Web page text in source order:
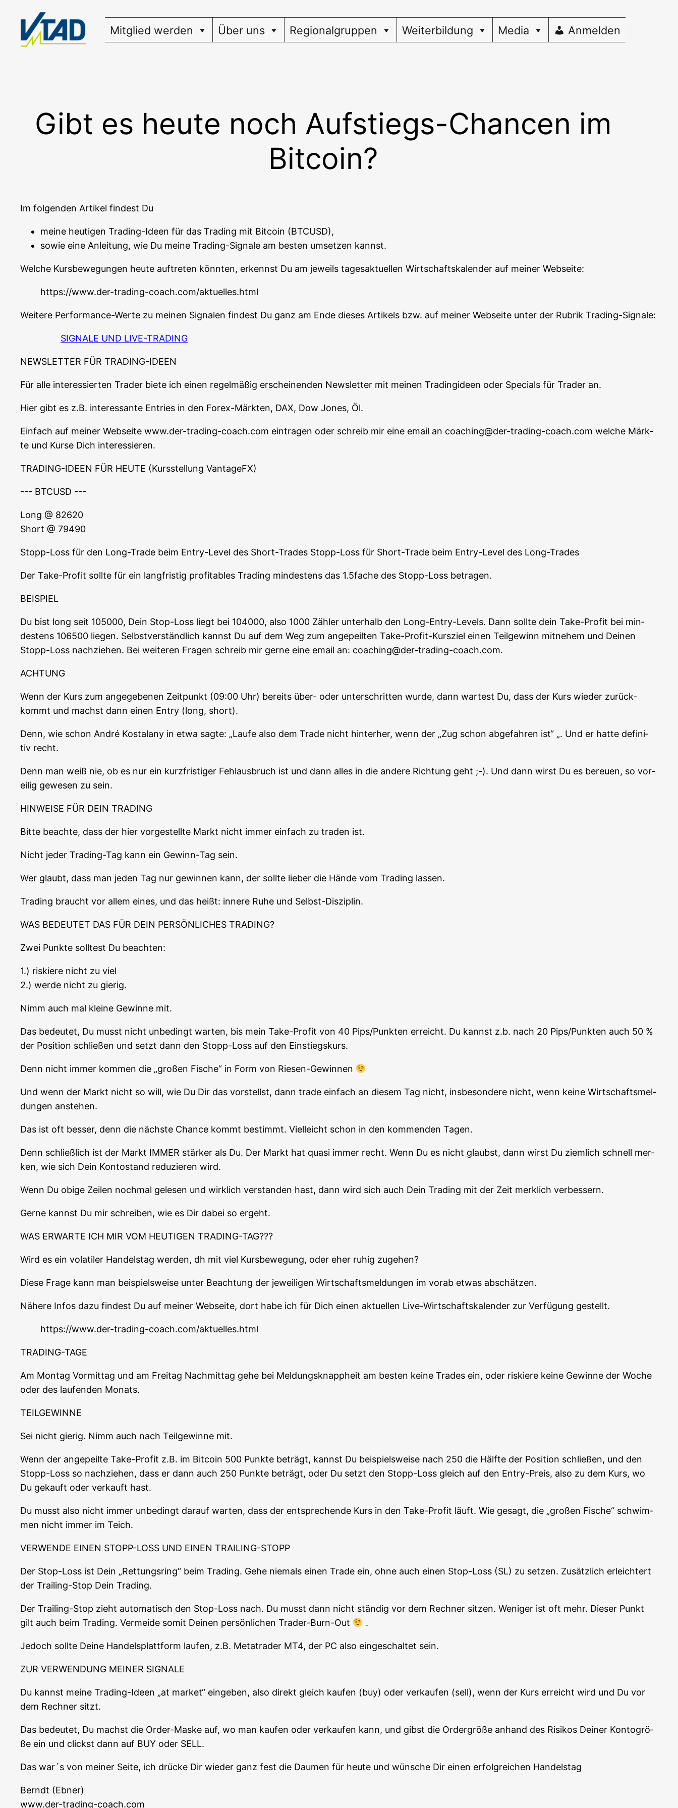
springen
Mitglied werden Über uns Regionalgruppen Weiterbildung Media Anmelden
Gibt es heute noch Aufstiegs-Chancen im
Bitcoin?
Im fol­gen­den Arti­kel fin­dest Du
mei­ne heu­ti­gen Tra­ding-Ideen für das Tra­ding mit Bit­co­in (BTCUSD),
sowie eine Anlei­tung, wie Du mei­ne Tra­ding-Signa­le am bes­ten umset­zen kannst.
Wel­che Kurs­be­we­gun­gen heu­te auf­tre­ten könn­ten, erkennst Du am jeweils tages­ak­tu­el­len Wirt­schafts­ka­len­der auf mei­ner Webseite:
https://www.der-trading-coach.com/aktuelles.html
Wei­te­re Per­for­mance-Wer­te zu mei­nen Signa­len fin­dest Du ganz am Ende die­ses Arti­kels bzw. auf mei­ner Web­sei­te unter der Rubrik Trading-Signale:
SIGNALE UND LIVE-TRADING
NEWSLETTER FÜR TRADING-IDEEN
Für alle inter­es­sier­ten Trader bie­te ich einen regel­mä­ßig erschei­nen­den News­let­ter mit mei­nen Tra­ding­ideen oder Spe­cials für Trader an.
Hier gibt es z.B. inter­es­san­te Ent­ries in den Forex-Märk­ten, DAX, Dow Jones, Öl.
Ein­fach auf mei­ner Web­sei­te www.der-trading-coach.com ein­tra­gen oder schreib mir eine email an coaching@der-trading-coach.com wel­che Märk­
te und Kur­se Dich interessieren.
TRADING-IDEEN FÜR HEUTE (Kurs­stel­lung VantageFX)
--- BTCUSD ---
Long @ 82620
Short @ 79490
Stopp-Loss für den Long-Trade beim Ent­ry-Level des Short-Trades Stopp-Loss für Short-Trade beim Ent­ry-Level des Long-Trades
Der Take-Pro­fit soll­te für ein lang­fris­tig pro­fi­ta­bles Tra­ding min­des­tens das 1.5fache des Stopp-Loss betragen.
BEISPIEL
Du bist long seit 105000, Dein Stop-Loss liegt bei 104000, also 1000 Zäh­ler unter­halb den Long-Ent­ry-Levels. Dann soll­te dein Take-Pro­fit bei min­
des­tens 106500 lie­gen. Selbst­ver­ständ­lich kannst Du auf dem Weg zum ange­peil­ten Take-Pro­fit-Kurs­ziel einen Teil­ge­winn mit­ne­hem und Dei­nen
Stopp-Loss nach­zie­hen. Bei wei­te­ren Fra­gen schreib mir ger­ne eine email an: coaching@der-trading-coach.com.
ACHTUNG
Wenn der Kurs zum ange­ge­be­nen Zeit­punkt (09:00 Uhr) bereits über- oder unter­schrit­ten wur­de, dann war­test Du, dass der Kurs wie­der zurück­
kommt und machst dann einen Ent­ry (long, short).
Denn, wie schon André Kostala­ny in etwa sag­te: „Lau­fe also dem Trade nicht hin­ter­her, wenn der „Zug schon abge­fah­ren ist“ „. Und er hat­te defi­ni­
tiv recht.
Denn man weiß nie, ob es nur ein kurz­fris­ti­ger Fehl­aus­bruch ist und dann alles in die ande­re Rich­tung geht ;-). Und dann wirst Du es bereu­en, so vor­
ei­lig gewe­sen zu sein.
HINWEISE FÜR DEIN TRADING
Bit­te beach­te, dass der hier vor­ge­stell­te Markt nicht immer ein­fach zu traden ist.
Nicht jeder Tra­ding-Tag kann ein Gewinn-Tag sein.
Wer glaubt, dass man jeden Tag nur gewin­nen kann, der soll­te lie­ber die Hän­de vom Tra­ding lassen.
Tra­ding braucht vor allem eines, und das heißt: inne­re Ruhe und Selbst-Disziplin.
WAS BEDEUTET DAS FÜR DEIN PERSÖNLICHES TRADING?
Zwei Punk­te soll­test Du beachten:
1.) ris­kie­re nicht zu viel
2.) wer­de nicht zu gierig.
Nimm auch mal klei­ne Gewin­ne mit.
Das bedeu­tet, Du musst nicht unbe­dingt war­ten, bis mein Take-Pro­fit von 40 Pips/Punkten erreicht. Du kannst z.b. nach 20 Pips/Punkten auch 50 %
der Posi­ti­on schlie­ßen und setzt dann den Stopp-Loss auf den Einstiegskurs.
Denn nicht immer kom­men die „gro­ßen Fische“ in Form von Riesen-Gewinnen
Und wenn der Markt nicht so will, wie Du Dir das vor­stellst, dann trade ein­fach an die­sem Tag nicht, ins­be­son­de­re nicht, wenn kei­ne Wirt­schafts­mel­
dun­gen anstehen.
Das ist oft bes­ser, denn die nächs­te Chan­ce kommt bestimmt. Viel­leicht schon in den kom­men­den Tagen.
Denn schließ­lich ist der Markt IMMER stär­ker als Du. Der Markt hat qua­si immer recht. Wenn Du es nicht glaubst, dann wirst Du ziem­lich schnell mer­
ken, wie sich Dein Kon­to­stand redu­zie­ren wird.
Wenn Du obi­ge Zei­len noch­mal gele­sen und wirk­lich ver­stan­den hast, dann wird sich auch Dein Tra­ding mit der Zeit merk­lich verbessern.
Ger­ne kannst Du mir schrei­ben, wie es Dir dabei so ergeht.
WAS ERWARTE ICH MIR VOM HEUTIGEN TRADING-TAG???
Wird es ein vola­ti­ler Han­dels­tag wer­den, dh mit viel Kurs­be­we­gung, oder eher ruhig zugehen?
Die­se Fra­ge kann man bei­spiels­wei­se unter Beach­tung der jewei­li­gen Wirt­schafts­mel­dun­gen im vor­ab etwas abschätzen.
Nähe­re Infos dazu fin­dest Du auf mei­ner Web­sei­te, dort habe ich für Dich einen aktu­el­len Live-Wirt­schafts­ka­len­der zur Ver­fü­gung gestellt.
https://www.der-trading-coach.com/aktuelles.html
TRADING-TAGE
Am Mon­tag Vor­mit­tag und am Frei­tag Nach­mit­tag gehe bei Mel­dungs­knapp­heit am bes­ten kei­ne Trades ein, oder ris­kie­re kei­ne Gewin­ne der Woche
oder des lau­fen­den Monats.
TEILGEWINNE
Sei nicht gie­rig. Nimm auch nach Teil­ge­win­ne mit.
Wenn der ange­peil­te Take-Pro­fit z.B. im Bit­co­in 500 Punk­te beträgt, kannst Du bei­spiels­wei­se nach 250 die Hälf­te der Posi­ti­on schlie­ßen, und den
Stopp-Loss so nach­zie­hen, dass er dann auch 250 Punk­te beträgt, oder Du setzt den Stopp-Loss gleich auf den Ent­ry-Preis, also zu dem Kurs, wo
Du gekauft oder ver­kauft hast.
Du musst also nicht immer unbe­dingt dar­auf war­ten, dass der ent­spre­chen­de Kurs in den Take-Pro­fit läuft. Wie gesagt, die „gro­ßen Fische“ schwim­
men nicht immer im Teich.
VERWENDE EINEN STOPP-LOSS UND EINEN TRAILING-STOPP
Der Stop-Loss ist Dein „Ret­tungs­ring“ beim Tra­ding. Gehe nie­mals einen Trade ein, ohne auch einen Stop-Loss (SL) zu set­zen. Zusätz­lich erleich­tert
der Trai­ling-Stop Dein Trading.
Der Trai­ling-Stop zieht auto­ma­tisch den Stop-Loss nach. Du musst dann nicht stän­dig vor dem Rech­ner sit­zen. Weni­ger ist oft mehr. Die­ser Punkt
gilt auch beim Tra­ding. Ver­mei­de somit Dei­nen per­sön­li­chen Trader-Burn-Out
.
Jedoch soll­te Dei­ne Han­dels­platt­form lau­fen, z.B. Metat­rader MT4, der PC also ein­ge­schal­tet sein.
ZUR VERWENDUNG MEINER SIGNALE
Du kannst mei­ne Tra­ding-Ideen „at mar­ket“ ein­ge­ben, also direkt gleich kau­fen (buy) oder ver­kau­fen (sell), wenn der Kurs erreicht wird und Du vor
dem Rech­ner sitzt.
Das bedeu­tet, Du machst die Order-Mas­ke auf, wo man kau­fen oder ver­kau­fen kann, und gibst die Order­grö­ße anhand des Risi­kos Dei­ner Kon­to­grö­
ße ein und clickst dann auf BUY oder SELL.
Das war´s von mei­ner Sei­te, ich drü­cke Dir wie­der ganz fest die Dau­men für heu­te und wün­sche Dir einen erfolg­rei­chen Handelstag
Berndt (Ebner)
www.der-trading-coach.com